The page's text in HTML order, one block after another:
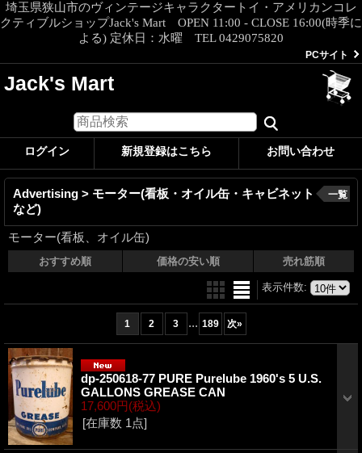
埼玉県狭山市のヴィンテージキャラクタートイ・アメリカンコレ
クティブルショップJack's Mart OPEN 11:00 - CLOSE 16:00(時季に
よる) 定休日：水曜 TEL 0429075820
PCサイト
Jack's Mart
ログイン 新規登録はこちら お問い合わせ
Advertising > モーター(看板・オイル缶・キャビネット
など)
モーター(看板、オイル缶)
一覧
おすすめ順 価格の安い順 売れ筋順
表示件数:
1 2 3 ... 189 次»
dp-250618-77 PURE Purelube 1960's 5 U.S.
GALLONS GREASE CAN
17,600円(税込)
[在庫数 1点]